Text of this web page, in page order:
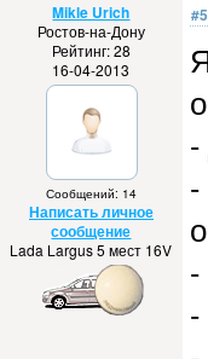
Mikle Urich
Ростов-на-Дону
Рейтинг: 28
16-04-2013
Сообщений: 14
Написать личное
сообщение
Lada Largus 5 мест 16V